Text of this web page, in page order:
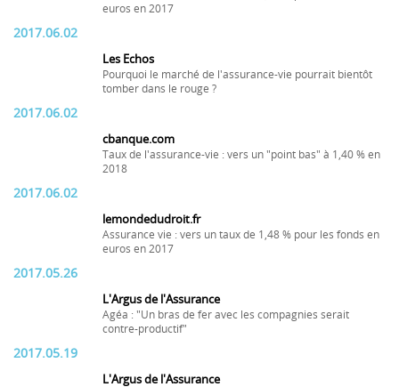
euros en 2017
2017.06.02
Les Echos
Pourquoi le marché de l'assurance-vie pourrait bientôt
tomber dans le rouge ?
2017.06.02
cbanque.com
Taux de l'assurance-vie : vers un "point bas" à 1,40 % en
2018
2017.06.02
lemondedudroit.fr
Assurance vie : vers un taux de 1,48 % pour les fonds en
euros en 2017
2017.05.26
L'Argus de l'Assurance
Agéa : "Un bras de fer avec les compagnies serait
contre-productif"
2017.05.19
L'Argus de l'Assurance